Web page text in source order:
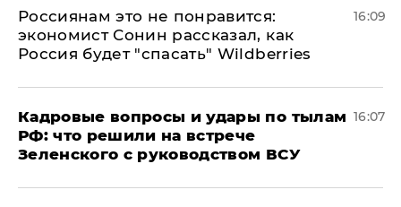
Россиянам это не понравится:
экономист Сонин рассказал, как
Россия будет "спасать" Wildberries
16:09
Кадровые вопросы и удары по тылам
РФ: что решили на встрече
Зеленского с руководством ВСУ
16:07